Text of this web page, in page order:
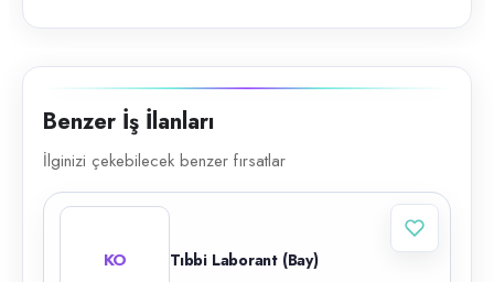
Benzer İş İlanları
İlginizi çekebilecek benzer fırsatlar
KO Tıbbi Laborant (Bay)